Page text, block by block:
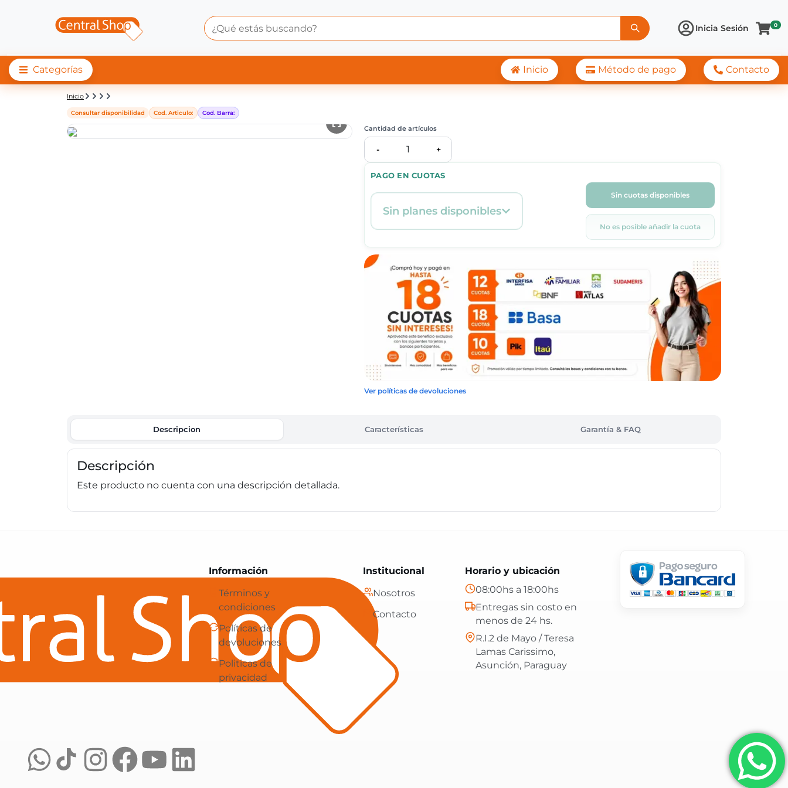
Inicia Sesión 0
Categorías Inicio Método de pago Contacto
Detalle de producto | Central Shop
Inicio
Consultar disponibilidad Cod. Articulo: Cod. Barra:
PAGO EN CUOTAS
Sin planes disponibles
Sin cuotas disponibles
No es posible añadir la cuota
Cantidad de artículos
- 1 +
Ver políticas de devoluciones
Descripcion Características Garantía & FAQ
Descripción
Este producto no cuenta con una descripción detallada.
Central Shop es tu e-commerce en Paraguay: tecnología, hogar y más, con envíos gratis en 24 hs y atención confiable.
Información
Términos y
condiciones
Políticas de
devoluciones
Politicas de
privacidad
Institucional
Nosotros
Contacto
Horario y ubicación
08:00hs a 18:00hs
Entregas sin costo en
menos de 24 hs.
R.I.2 de Mayo / Teresa
Lamas Carissimo,
Asunción, Paraguay